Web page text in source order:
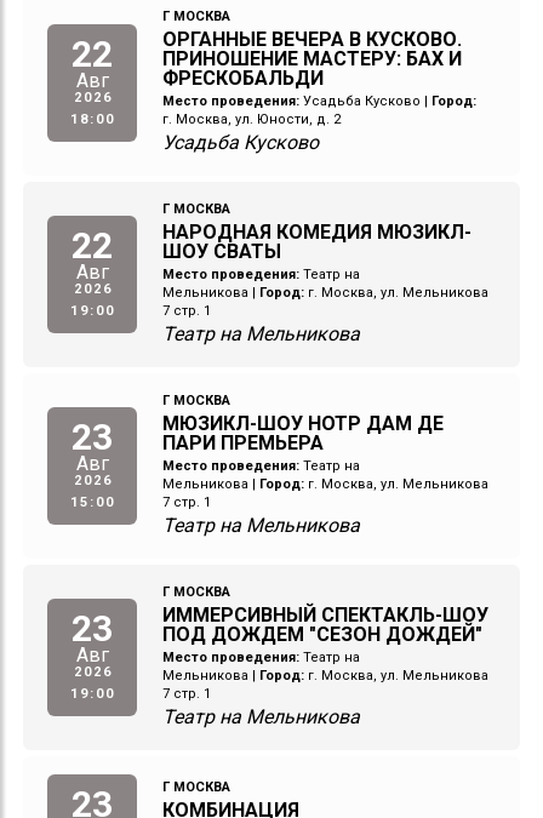
22
Авг
2026
18:00
Г МОСКВА
ОРГАННЫЕ ВЕЧЕРА В КУСКОВО.
ПРИНОШЕНИЕ МАСТЕРУ: БАХ И
ФРЕСКОБАЛЬДИ
Место проведения: Усадьба Кусково
Город:
г. Москва, ул. Юности, д. 2
Усадьба Кусково
22
Авг
2026
19:00
Г МОСКВА
НАРОДНАЯ КОМЕДИЯ МЮЗИКЛ-
ШОУ СВАТЫ
Место проведения: Театр на
Мельникова
Город: г. Москва, ул. Мельникова
7 стр. 1
Театр на Мельникова
23
Авг
2026
15:00
Г МОСКВА
МЮЗИКЛ-ШОУ НОТР ДАМ ДЕ
ПАРИ ПРЕМЬЕРА
Место проведения: Театр на
Мельникова
Город: г. Москва, ул. Мельникова
7 стр. 1
Театр на Мельникова
23
Авг
2026
19:00
Г МОСКВА
ИММЕРСИВНЫЙ СПЕКТАКЛЬ-ШОУ
ПОД ДОЖДЕМ "СЕЗОН ДОЖДЕЙ"
Место проведения: Театр на
Мельникова
Город: г. Москва, ул. Мельникова
7 стр. 1
Театр на Мельникова
23 Г МОСКВА
КОМБИНАЦИЯ